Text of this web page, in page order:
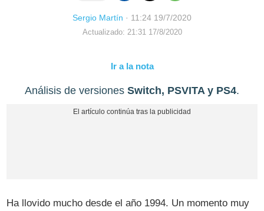
Sergio Martín · 11:24 19/7/2020
Actualizado: 21:31 17/8/2020
Ir a la nota
Análisis de versiones Switch, PSVITA y PS4.
Ha llovido mucho desde el año 1994. Un momento muy